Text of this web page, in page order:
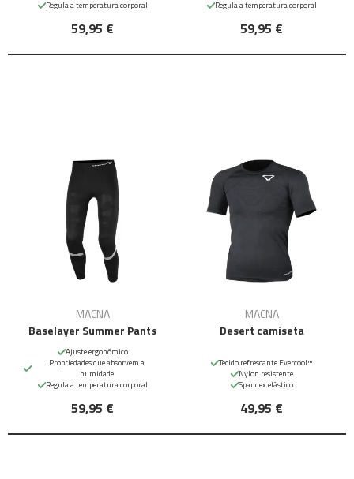
Regula a temperatura corporal
59,95 €
Regula a temperatura corporal
59,95 €
MACNA
Baselayer Summer Pants
Ajuste ergonómico
Propriedades que absorvem a
humidade
Regula a temperatura corporal
59,95 €
MACNA
Desert camiseta
Tecido refrescante Evercool™
Nylon resistente
Spandex elástico
49,95 €